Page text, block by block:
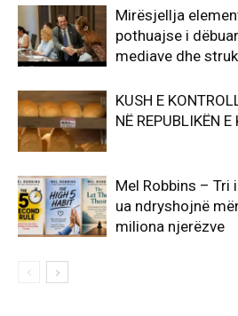
Mirësjellja
pothuajse i
mediave dhe
KUSH E
NË REPUBLIKËN E
Mel Robbins – Tri
ua ndryshojnë
miliona njerëzve